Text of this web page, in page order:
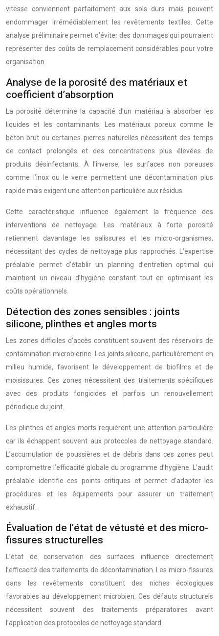
vitesse conviennent parfaitement aux sols durs mais peuvent
endommager irrémédiablement les revêtements textiles. Cette
analyse préliminaire permet d’éviter des dommages qui pourraient
représenter des coûts de remplacement considérables pour votre
organisation.
Analyse de la porosité des matériaux et
coefficient d’absorption
La porosité détermine la capacité d’un matériau à absorber les
liquides et les contaminants. Les matériaux poreux comme le
béton brut ou certaines pierres naturelles nécessitent des temps
de contact prolongés et des concentrations plus élevées de
produits désinfectants. À l’inverse, les surfaces non poreuses
comme l’inox ou le verre permettent une décontamination plus
rapide mais exigent une attention particulière aux résidus.
Cette caractéristique influence également la fréquence des
interventions de nettoyage. Les matériaux à forte porosité
retiennent davantage les salissures et les micro-organismes,
nécessitant des cycles de nettoyage plus rapprochés. L’expertise
préalable permet d’établir un planning d’entretien optimal qui
maintient un niveau d’hygiène constant tout en optimisant les
coûts opérationnels.
Détection des zones sensibles : joints
silicone, plinthes et angles morts
Les zones difficiles d’accès constituent souvent des réservoirs de
contamination microbienne. Les joints silicone, particulièrement en
milieu humide, favorisent le développement de biofilms et de
moisissures. Ces zones nécessitent des traitements spécifiques
avec des produits fongicides et parfois un renouvellement
périodique du joint.
Les plinthes et angles morts requièrent une attention particulière
car ils échappent souvent aux protocoles de nettoyage standard.
L’accumulation de poussières et de débris dans ces zones peut
compromettre l’efficacité globale du programme d’hygiène. L’audit
préalable identifie ces points critiques et permet d’adapter les
procédures et les équipements pour assurer un traitement
exhaustif.
Évaluation de l’état de vétusté et des micro-
fissures structurelles
L’état de conservation des surfaces influence directement
l’efficacité des traitements de décontamination. Les micro-fissures
dans les revêtements constituent des niches écologiques
favorables au développement microbien. Ces défauts structurels
nécessitent souvent des traitements préparatoires avant
l’application des protocoles de nettoyage standard.